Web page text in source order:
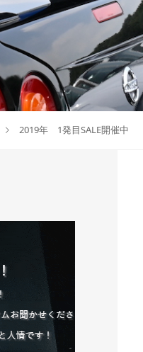
2019年 1発目SALE開催中